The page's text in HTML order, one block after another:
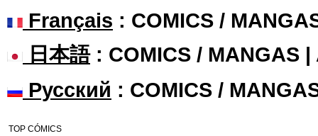
Français : COMICS /
日本語: COMICS / MANGAS |
Русский : COMICS /
TOP CÓMICS